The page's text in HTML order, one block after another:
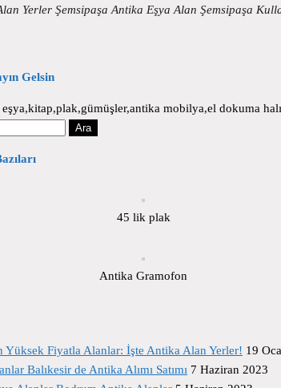
Yerler Şemsipaşa Antika Eşya Alan Şemsipaşa
Gelsin
mobilya,el dokuma
45 lik plak
Antika Gramofon
Yüksek Fiyatla Alanlar: İşte Antika Alan Yerler! 19
Balıkesir de Antika Alımı Satımı 7 Haziran 2023